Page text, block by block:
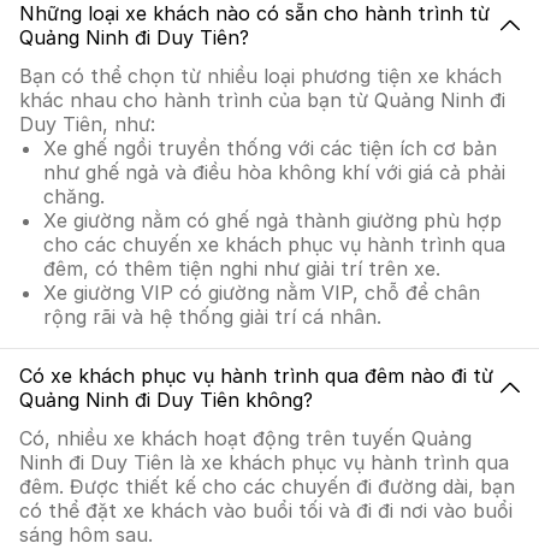
Những loại xe khách nào có sẵn cho hành trình từ
Quảng Ninh đi Duy Tiên?
Bạn có thể chọn từ nhiều loại phương tiện xe khách
khác nhau cho hành trình của bạn từ Quảng Ninh đi
Duy Tiên, như:
Xe ghế ngồi truyền thống với các tiện ích cơ bản
như ghế ngả và điều hòa không khí với giá cả phải
chăng.
Xe giường nằm có ghế ngả thành giường phù hợp
cho các chuyến xe khách phục vụ hành trình qua
đêm, có thêm tiện nghi như giải trí trên xe.
Xe giường VIP có giường nằm VIP, chỗ để chân
rộng rãi và hệ thống giải trí cá nhân.
Có xe khách phục vụ hành trình qua đêm nào đi từ
Quảng Ninh đi Duy Tiên không?
Có, nhiều xe khách hoạt động trên tuyến Quảng
Ninh đi Duy Tiên là xe khách phục vụ hành trình qua
đêm. Được thiết kế cho các chuyến đi đường dài, bạn
có thể đặt xe khách vào buổi tối và đi đi nơi vào buổi
sáng hôm sau.